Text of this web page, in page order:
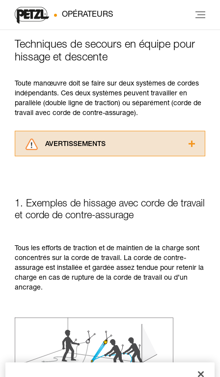
OPÉRATEURS
Techniques de secours en équipe pour
hissage et descente
Toute manœuvre doit se faire sur deux systèmes de cordes
indépendants. Ces deux systèmes peuvent travailler en
parallèle (double ligne de traction) ou séparément (corde de
travail avec corde de contre-assurage).
AVERTISSEMENTS
pouvoir comprendre ce complément
d’informations.
Maîtriser ces techniques nécessite une
la manipulation, seul, en toute sécurité, avant
de la reproduire en autonomie.
Nous donnons des exemples de techniques
liées à votre activité. Il peut en exister d’autres
1. Exemples de hissage avec corde de travail
et corde de contre-assurage
Tous les efforts de traction et de maintien de la charge sont
concentrés sur la corde de travail. La corde de contre-
assurage est installée et gardée assez tendue pour retenir la
charge en cas de rupture de la corde de travail ou d’un
ancrage.